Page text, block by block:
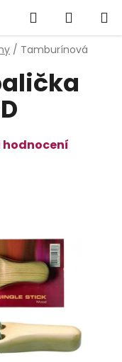
Hledat
KOŠÍK
/ Tamburínová